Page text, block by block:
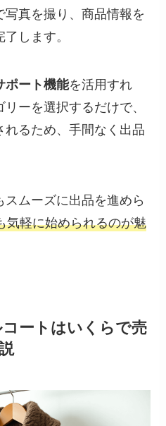
真を撮り、商品情報を
します。
ポート機能を活用すれ
ーを選択するだけで、
るため、手間なく出品
ムーズに出品を進めら
気軽に始められるのが魅
ートはいくらで売